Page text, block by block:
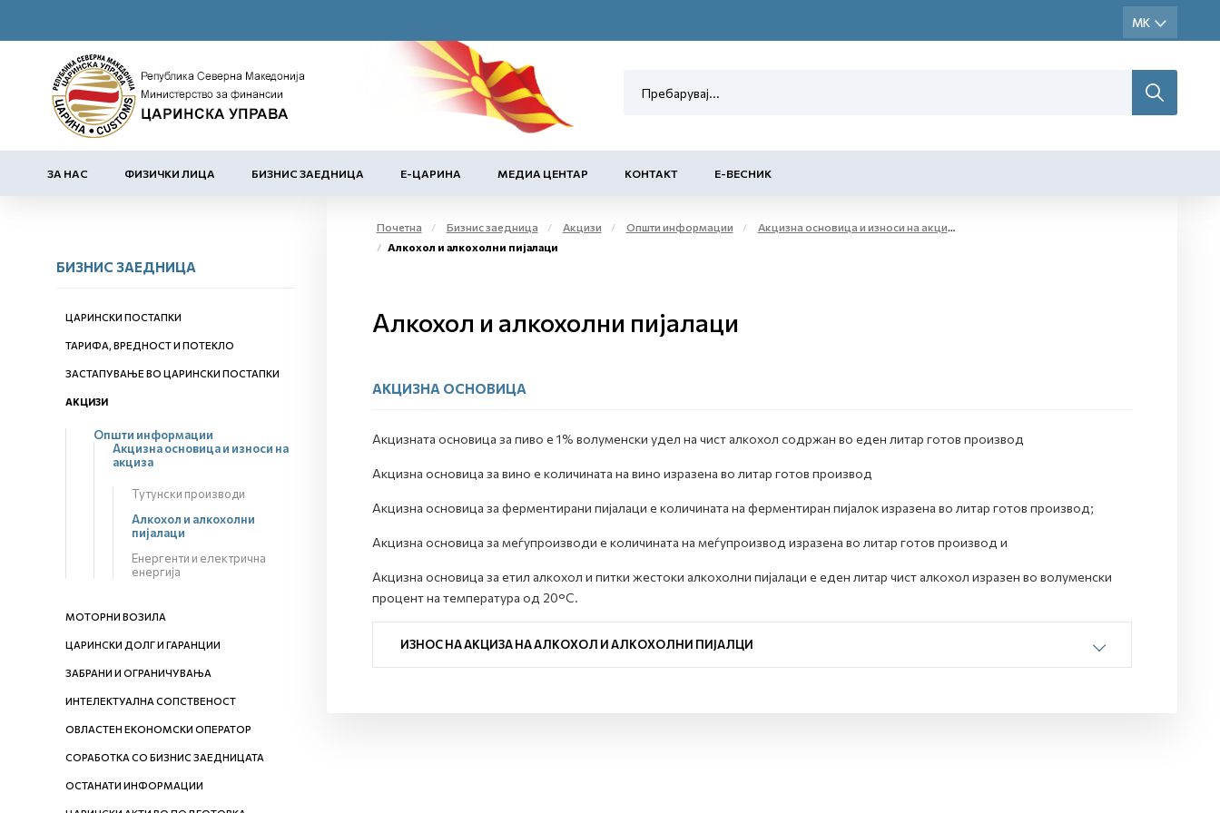
ЗА НАС ФИЗИЧКИ ЛИЦА БИЗНИС ЗАЕДНИЦА Е-ЦАРИНА МЕДИА ЦЕНТАР КОНТАКТ Е-ВЕСНИК
БИЗНИС ЗАЕДНИЦА
ЦАРИНСКИ ПОСТАПКИ
ТАРИФА, ВРЕДНОСТ И ПОТЕКЛО
ЗАСТАПУВАЊЕ ВО ЦАРИНСКИ ПОСТАПКИ
АКЦИЗИ
Општи информации
Акцизна основица и износи на
акциза
Тутунски производи
Алкохол и алкохолни
пијалаци
Енергенти и електрична
енергија
МОТОРНИ ВОЗИЛА
ЦАРИНСКИ ДОЛГ И ГАРАНЦИИ
ЗАБРАНИ И ОГРАНИЧУВАЊА
ИНТЕЛЕКТУАЛНА СОПСТВЕНОСТ
ОВЛАСТЕН ЕКОНОМСКИ ОПЕРАТОР
СОРАБОТКА СО БИЗНИС ЗАЕДНИЦАТА
ОСТАНАТИ ИНФОРМАЦИИ
Почетна Бизнис заедница Акцизи Општи информации
Акцизна основица и износи на акциза
Алкохол и алкохолни пијалаци
Алкохол и алкохолни пијалаци
АКЦИЗНА ОСНОВИЦА
Акцизната основица за пиво е 1% волуменски удел на чист алкохол содржан во еден литар готов производ
Акцизна основица за вино е количината на вино изразена во литар готов производ
Акцизна основица за ферментирани пијалаци е количината на ферментиран пијалок изразена во литар готов производ;
Акцизна основица за меѓупроизводи е количината на меѓупроизвод изразена во литар готов производ и
Акцизна основица за етил алкохол и питки жестоки алкохолни пијалаци е еден литар чист алкохол изразен во волуменски
процент на температура од 20°C.
ИЗНОС НА АКЦИЗА НА АЛКОХОЛ И АЛКОХОЛНИ ПИЈАЛЦИ